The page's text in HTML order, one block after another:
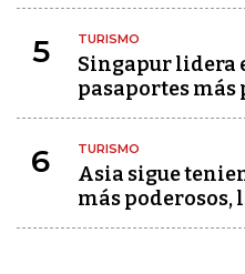
5 TURISMO
Singapur lidera
pasaportes más
6 TURISMO
Asia sigue
más